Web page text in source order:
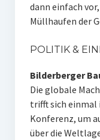
dann einfach
Müllhaufen der
POLITIK &
Bilderberger
Die globale
trifft sich einmal
Konferenz, um
über die